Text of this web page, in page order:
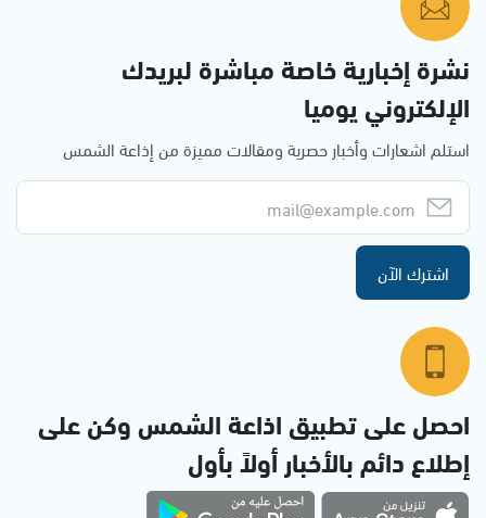
نشرة إخبارية خاصة مباشرة لبريدك
الإلكتروني يوميا
استلم اشعارات وأخبار حصرية ومقالات مميزة من إذاعة الشمس
اشترك الآن
احصل على تطبيق اذاعة الشمس وكن على
إطلاع دائم بالأخبار أولاً بأول